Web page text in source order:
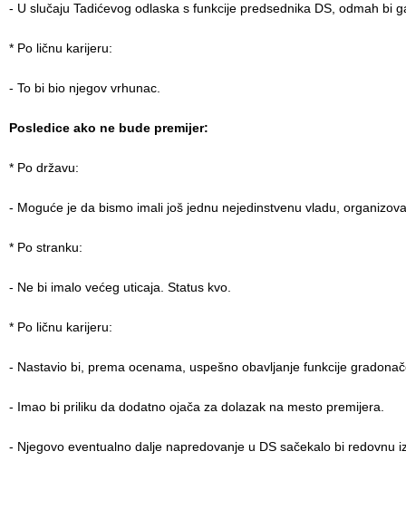
- U slučaju Tadićevog odlaska s funkcije predsednika DS, odmah bi
* Po ličnu karijeru:
- To bi bio njegov vrhunac.
Posledice ako ne bude premijer:
* Po državu:
- Moguće je da bismo imali još jednu nejedinstvenu vladu,
* Po stranku:
- Ne bi imalo većeg uticaja. Status kvo.
* Po ličnu karijeru:
- Nastavio bi, prema ocenama, uspešno obavljanje funkcije
- Imao bi priliku da dodatno ojača za dolazak na mesto premijera.
- Njegovo eventualno dalje napredovanje u DS sačekalo bi redovnu